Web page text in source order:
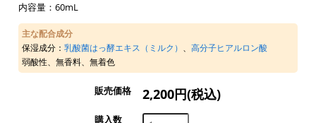
内容量：60mL
主な配合成分
保湿成分：乳酸菌はっ酵エキス（ミルク） 、高分子ヒアルロン酸
弱酸性、無香料、無着色
販売価格 2,200円(税込)
購入数